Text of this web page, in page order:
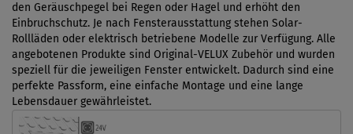
den Geräuschpegel bei Regen oder Hagel und erhöht den
Einbruchschutz. Je nach Fensterausstattung stehen Solar-
Rollläden oder elektrisch betriebene Modelle zur Verfügung. Alle
angebotenen Produkte sind Original-VELUX Zubehör und wurden
speziell für die jeweiligen Fenster entwickelt. Dadurch sind eine
perfekte Passform, eine einfache Montage und eine lange
Lebensdauer gewährleistet.